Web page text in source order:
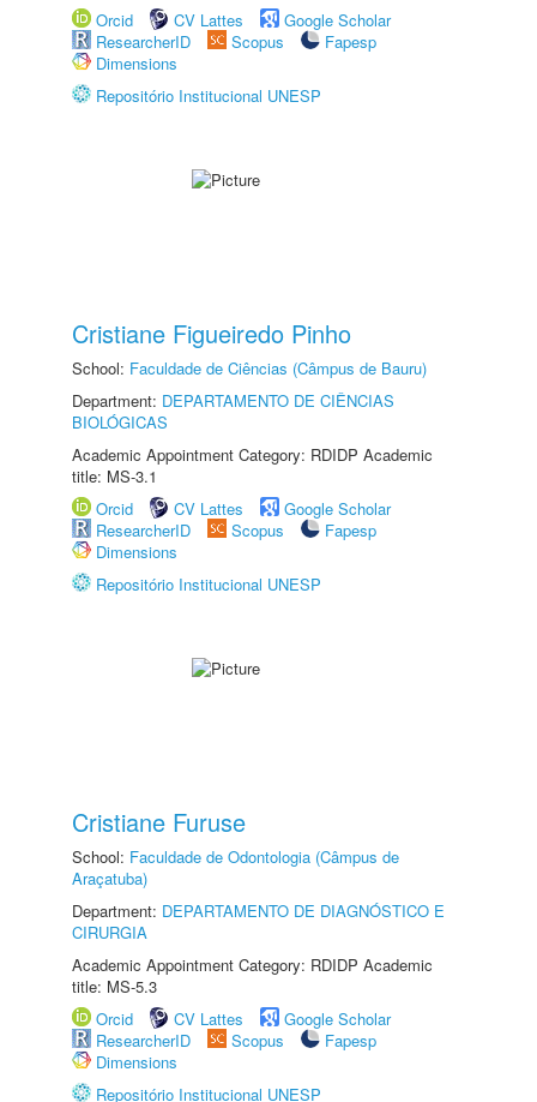
Orcid
CV Lattes
Google Scholar
ResearcherID
Scopus
Fapesp
Dimensions
Repositório Institucional UNESP
Cristiane Figueiredo Pinho
School: Faculdade de Ciências (Câmpus de Bauru)
Department: DEPARTAMENTO DE CIÊNCIAS
BIOLÓGICAS
Academic Appointment Category: RDIDP Academic
title: MS-3.1
Orcid
CV Lattes
Google Scholar
ResearcherID
Scopus
Fapesp
Dimensions
Repositório Institucional UNESP
Cristiane Furuse
School: Faculdade de Odontologia (Câmpus de
Araçatuba)
Department: DEPARTAMENTO DE DIAGNÓSTICO E
CIRURGIA
Academic Appointment Category: RDIDP Academic
title: MS-5.3
Orcid
CV Lattes
Google Scholar
ResearcherID
Scopus
Fapesp
Dimensions
Repositório Institucional UNESP